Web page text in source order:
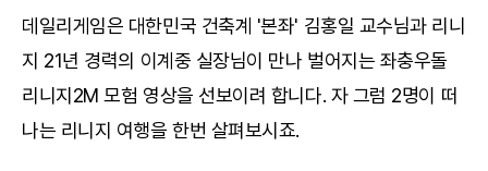
데일리게임은 대한민국 건축계 '본좌' 김홍일 교수님과 리니
지 21년 경력의 이계중 실장님이 만나 벌어지는 좌충우돌
리니지2M 모험 영상을 선보이려 합니다. 자 그럼 2명이 떠
나는 리니지 여행을 한번 살펴보시죠.